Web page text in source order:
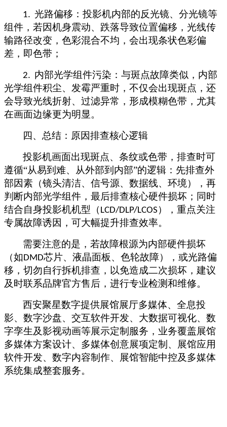
1. 光路偏移：投影机内部的反光镜、分光镜等
组件，若因机身震动、跌落导致位置偏移，光线传
输路径改变，色彩混合不均，会出现条状色彩偏
差，即色带；
2. 内部光学组件污染：与斑点故障类似，内部
光学组件积尘、发霉严重时，不仅会出现斑点，还
会导致光线折射、过滤异常，形成模糊色带，尤其
在画面边缘更为明显。
四、总结：原因排查核心逻辑
投影机画面出现斑点、条纹或色带，排查时可
遵循“从易到难、从外部到内部”的逻辑：先排查外
部因素（镜头清洁、信号源、数据线、环境），再
判断内部光学组件，最后排查核心硬件损坏；同时
结合自身投影机机型（ LCD/DLP/LCOS ），重点关注
专属故障诱因，可大幅提升排查效率。
需要注意的是，若故障根源为内部硬件损坏
（如DMD芯片、液晶面板、色轮故障），或光路偏
移，切勿自行拆机排查，以免造成二次损坏，建议
及时联系品牌官方售后，进行专业检测和维修。
西安聚星数字提供展馆展厅多媒体、全息投
影、数字沙盘、交互软件开发、大数据可视化、数
字孪生及影视动画等展示定制服务，业务覆盖展馆
多媒体方案设计、多媒体创意展项定制、展馆应用
软件开发、数字内容制作、展馆智能中控及多媒体
系统集成整套服务。